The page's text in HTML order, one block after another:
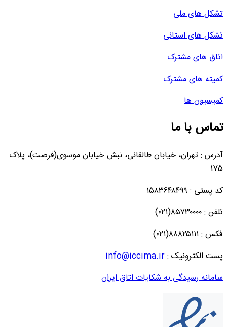
تشکل های ملی
تشکل های استانی
اتاق های مشترک
کمیته های مشترک
کمیسیون ها
تماس با ما
آدرس : تهران، خیابان طالقانی، نبش خیابان موسوی(فرصت)، پلاک
175
کد پستی : ۱۵۸۳۶۴۸۴۹۹
تلفن : ۸۵۷۳۰۰۰۰(۰۲۱)
فکس : ۸۸۸۲۵۱۱۱(۰۲۱)
پست الکترونیک :info@iccima.ir
سامانه رسیدگی به شکایات اتاق ایران